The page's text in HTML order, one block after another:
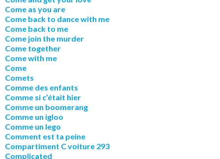
Come as you are
Come back to dance with me
Come back to me
Come join the murder
Come together
Come with me
Come
Comets
Comme des enfants
Comme si c’était hier
Comme un boomerang
Comme un igloo
Comme un lego
Comment est ta peine
Compartiment C voiture 293
Complicated